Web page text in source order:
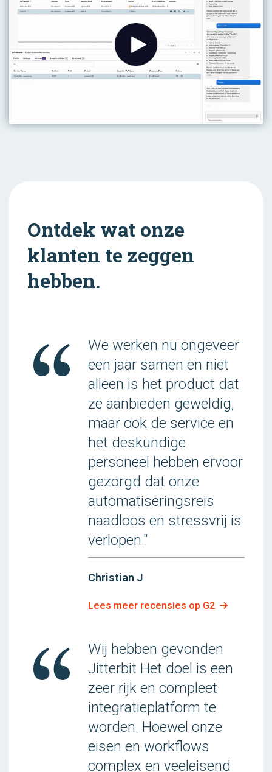
Ontdek wat onze
klanten te zeggen
hebben.
We werken nu ongeveer
een jaar samen en niet
alleen is het product dat
ze aanbieden geweldig,
maar ook de service en
het deskundige
personeel hebben ervoor
gezorgd dat onze
automatiseringsreis
naadloos en stressvrij is
verlopen."
Christian J
Lees meer recensies op G2
Wij hebben gevonden
Jitterbit Het doel is een
zeer rijk en compleet
integratieplatform te
worden. Hoewel onze
eisen en workflows
complex en veeleisend